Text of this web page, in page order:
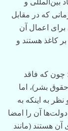
که در مقابل
اعمال آن
کاغذ هستند و
چون که فاقد
بشر)، اما
نظر به اینکه به
آن را امضا
آن هستند (مانند